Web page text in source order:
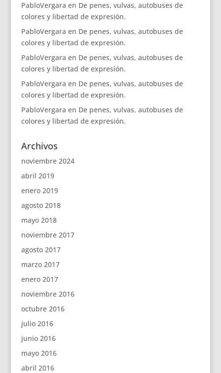
PabloVergara en De penes, vulvas, autobuses de
colores y libertad de expresión.
PabloVergara en De penes, vulvas, autobuses de
colores y libertad de expresión.
PabloVergara en De penes, vulvas, autobuses de
colores y libertad de expresión.
PabloVergara en De penes, vulvas, autobuses de
colores y libertad de expresión.
PabloVergara en De penes, vulvas, autobuses de
colores y libertad de expresión.
Archivos
noviembre 2024
abril 2019
enero 2019
agosto 2018
mayo 2018
noviembre 2017
agosto 2017
marzo 2017
enero 2017
noviembre 2016
octubre 2016
julio 2016
junio 2016
mayo 2016
abril 2016